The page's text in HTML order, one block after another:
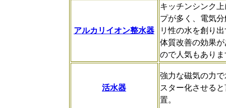
アルカリイオン整水器
キッチンシンク
プが多く、電気
リ性の水を創り
体質改善の効果
ので人気もありま
活水器
強力な磁気の力
スター化させる
置。